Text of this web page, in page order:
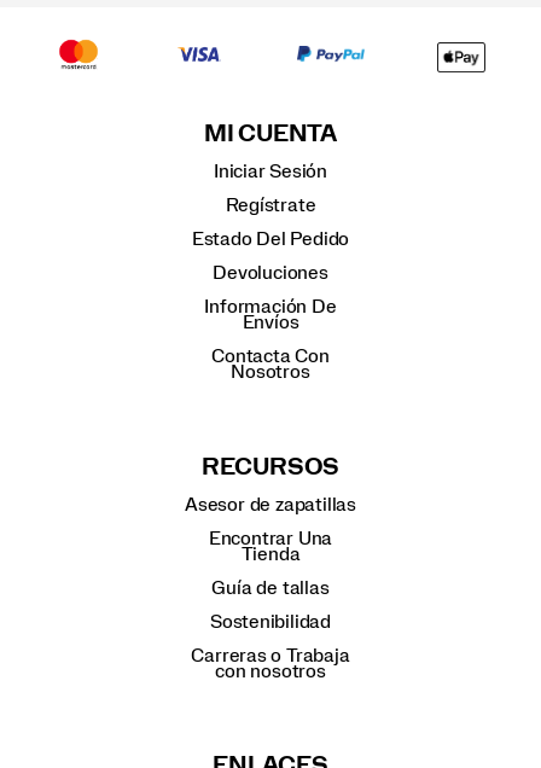
MI CUENTA
Iniciar Sesión
Regístrate
Estado Del Pedido
Devoluciones
Información De
Envíos
Contacta Con
Nosotros
RECURSOS
Asesor de zapatillas
Encontrar Una
Tienda
Guía de tallas
Sostenibilidad
Carreras o Trabaja
con nosotros